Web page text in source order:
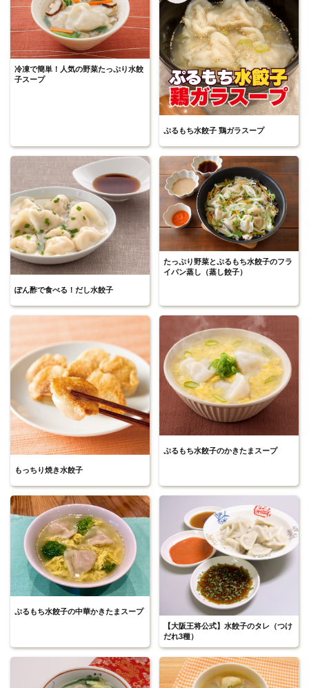
冷凍で簡単！人気の野菜たっぷり水餃
子スープ
ぷるもち水餃子 鶏ガラスープ
ぽん酢で食べる！だし水餃子
たっぷり野菜とぷるもち水餃子のフラ
イパン蒸し（蒸し餃子）
もっちり焼き水餃子
ぷるもち水餃子のかきたまスープ
ぷるもち水餃子の中華かきたまスープ
【大阪王将公式】水餃子のタレ（つけ
だれ3種）